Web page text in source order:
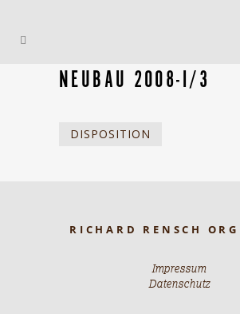
NEUBAU 2008-I/3
DISPOSITION
RICHARD RENSCH
Impressum
Datenschutz